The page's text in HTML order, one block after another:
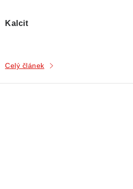
Kalcit
Celý článek